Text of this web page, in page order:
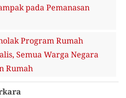
pada Pemanasan
Program Rumah
Semua Warga Negara
Rumah